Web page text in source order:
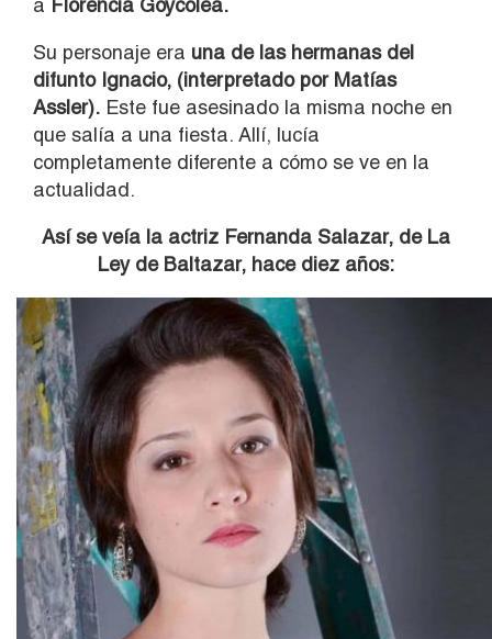
Su personaje era una de las hermanas del
difunto Ignacio, (interpretado por Matías
Assler). Este fue asesinado la misma noche en
que salía a una fiesta. Allí, lucía
completamente diferente a cómo se ve en la
actualidad.
Así se veía la actriz Fernanda Salazar, de La
Ley de Baltazar, hace diez años: